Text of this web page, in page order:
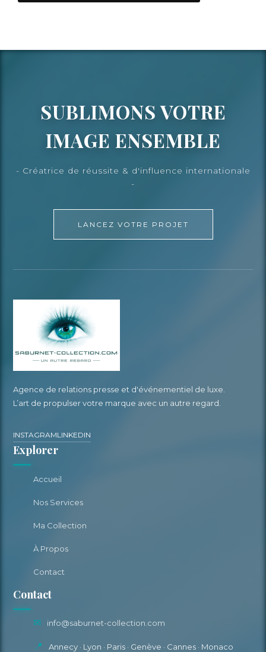
SUBLIMONS VOTRE
IMAGE ENSEMBLE
- Créatrice de réussite & d'influence internationale
-
LANCEZ VOTRE PROJET
Agence de relations presse et d'événementiel de luxe.
L’art de propulser votre marque avec un autre regard.
INSTAGRAMLINKEDIN
Explorer
Accueil
Nos Services
Ma Collection
À Propos
Contact
Contact
✉ info@saburnet-collection.com
📍 Annecy · Lyon · Paris · Genève · Cannes · Monaco